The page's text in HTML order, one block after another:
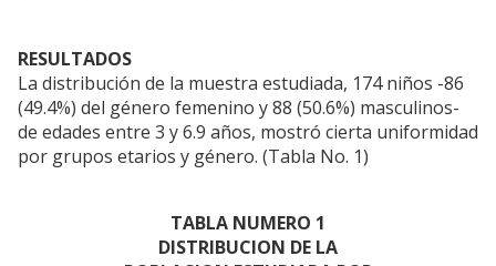
RESULTADOS
La distribución de la muestra estudiada, 174 niños -86
(49.4%) del género femenino y 88 (50.6%) masculinos-
de edades entre 3 y 6.9 años, mostró cierta uniformidad
por grupos etarios y género. (Tabla No. 1)
TABLA NUMERO 1
DISTRIBUCION DE LA